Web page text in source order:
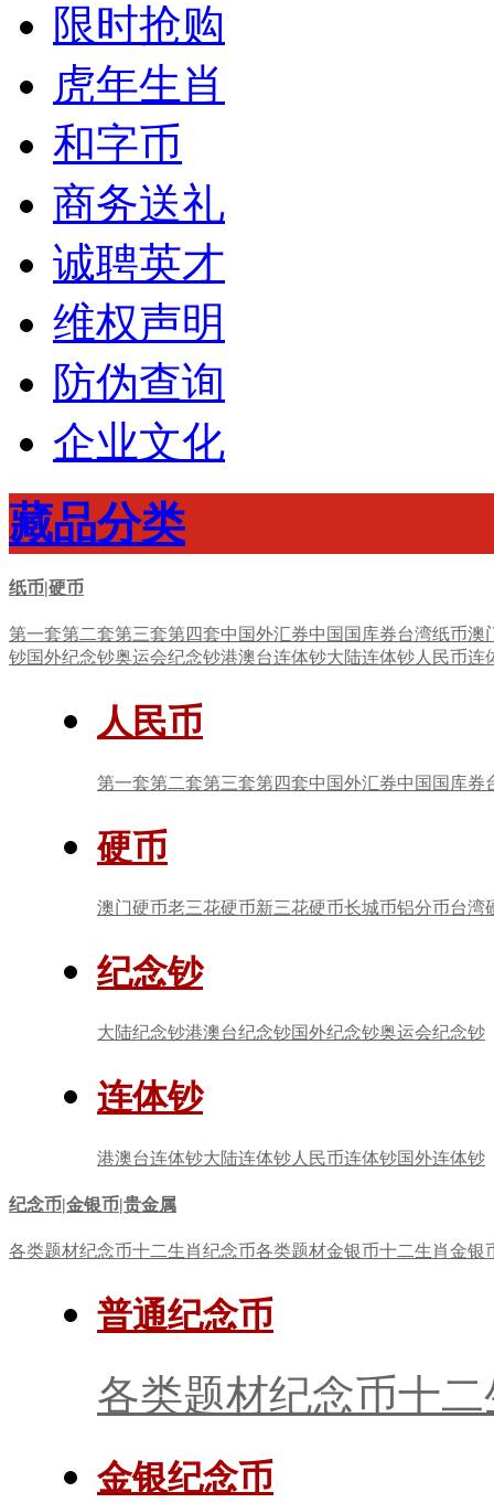
限时抢购
虎年生肖
和字币
商务送礼
诚聘英才
维权声明
防伪查询
企业文化
藏品分类
纸币|硬币
第一套第二套第三套第四套中国外汇券中国国库券台湾纸币澳
钞国外纪念钞奥运会纪念钞港澳台连体钞大陆连体钞 人民币连
人民币
第一套第二套第三套第四套中国外汇券中国国库券
硬币
澳门硬币老三花硬币新三花硬币长城币铝分币台湾
纪念钞
大陆纪念钞港澳台纪念钞国外纪念钞奥运会纪念钞
连体钞
港澳台连体钞大陆连体钞 人民币连体钞国外连体钞
纪念币|金银币|贵金属
各类题材纪念币十二生肖纪念币各类题材金银币十二生肖金银
普通纪念币
各类题材纪念币十
金银纪念币